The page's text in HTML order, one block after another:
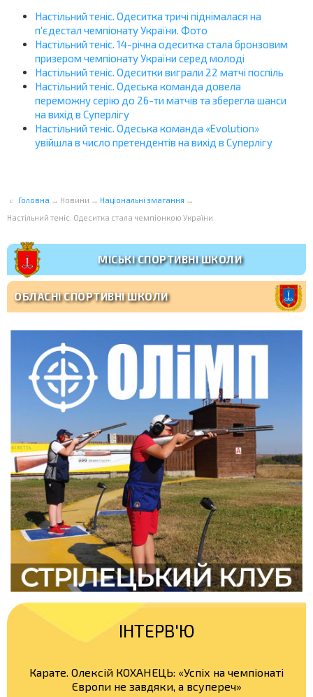
Настільний теніс. Одеситка тричі піднімалася на
п’єдестал чемпіонату України. Фото
Настільний теніс. 14-річна одеситка стала бронзовим
призером чемпіонату України серед молоді
Настільний теніс. Одеситки виграли 22 матчі поспіль
Настільний теніс. Одеська команда довела
переможну серію до 26-ти матчів та зберегла шанси
на вихід в Суперлігу
Настільний теніс. Одеська команда «Evolution»
увійшла в число претендентів на вихід в Суперлігу
Головна → Новини → Національні змагання →
Настільний теніс. Одеситка стала чемпіонкою України
МІСЬКІ СПОРТИВНІ ШКОЛИ
ОБЛАСНІ СПОРТИВНІ ШКОЛИ
ІНТЕРВ'Ю
Карате. Олексій КОХАНЕЦЬ: «Успіх на чемпіонаті
Європи не завдяки, а всупереч»